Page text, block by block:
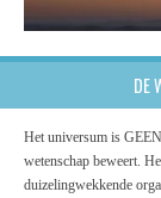
DE
Het universum is
wetenschap beweert.
duizelingwekkende